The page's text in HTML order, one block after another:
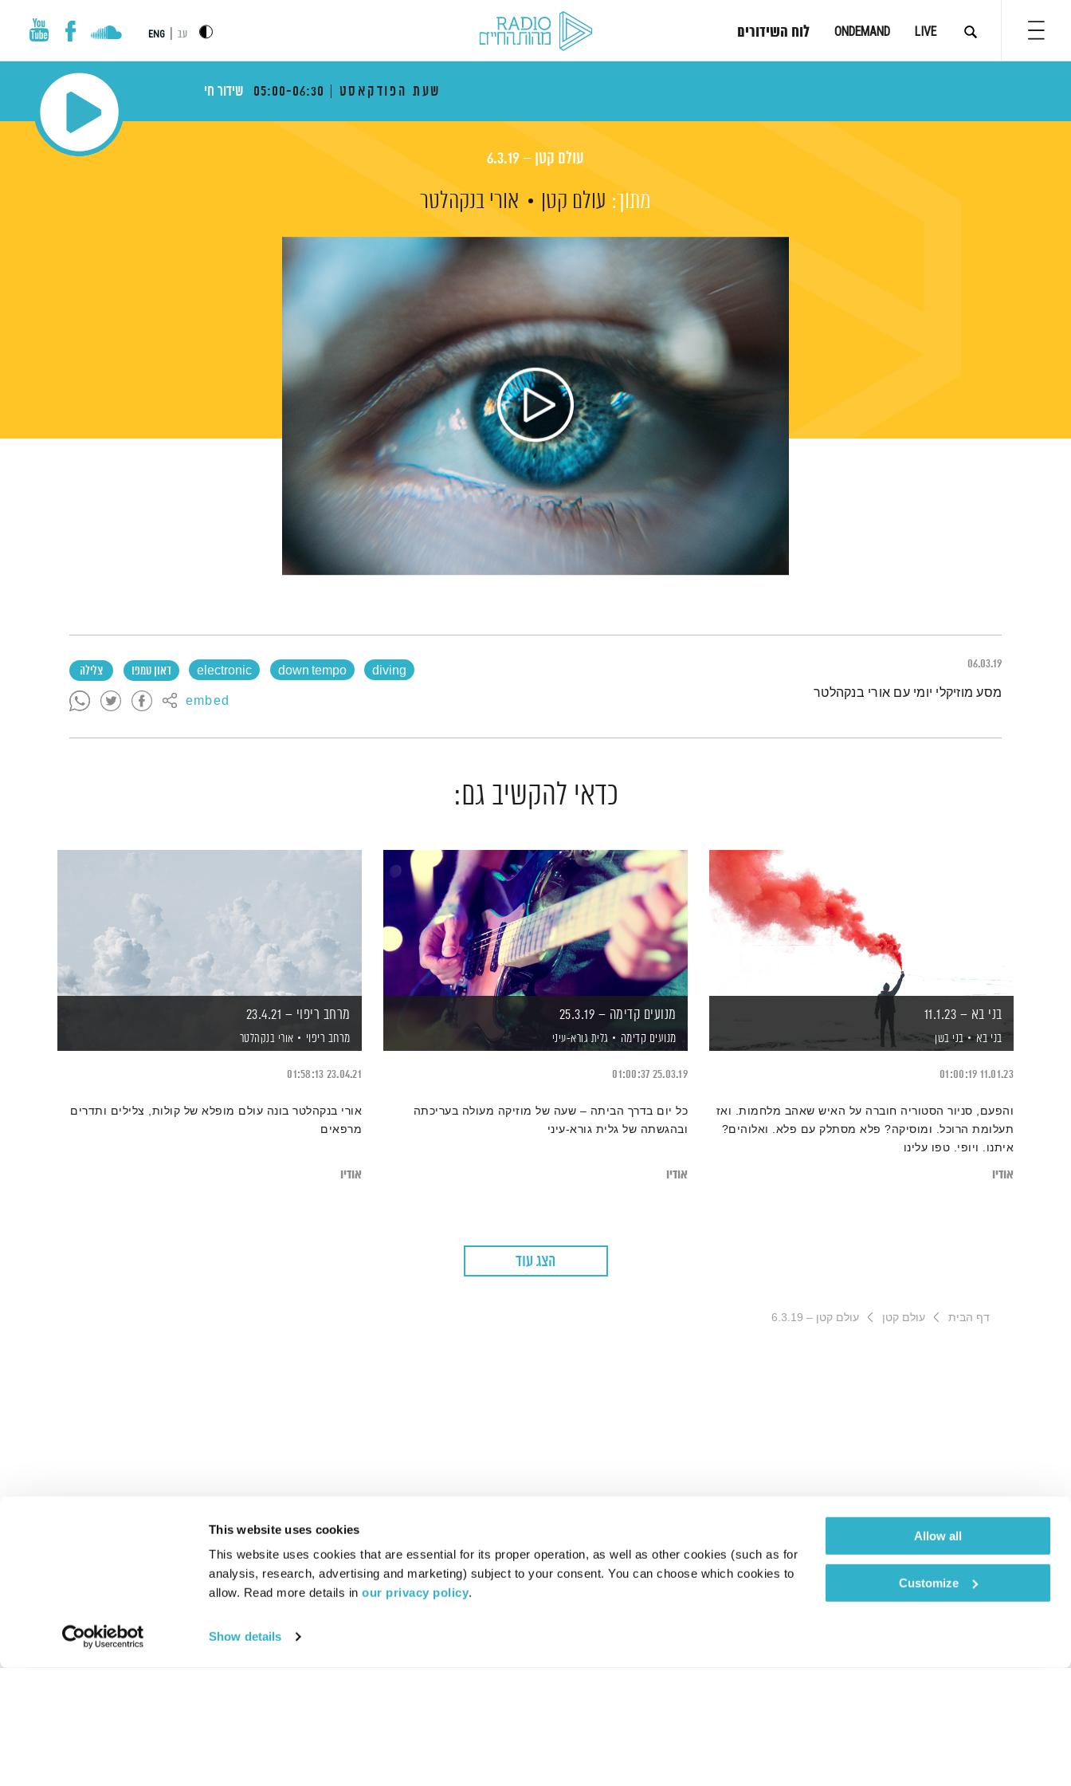
This website uses cookies
This website uses cookies that are essential for its proper operation, as well as other cookies (such as for
analysis, research, advertising and marketing) subject to your consent. You can choose which cookies to
allow. Read more details in our privacy policy.
Show details
Allow all
Customize
LIVE
ONDEMAND לוח השידורים עב ENG
שעת הפודקאסט 05:00-06:30 שידור חי
עולם קטן – 6.3.19
מתוך: עולם קטן אורי בנקהלטר
06.03.19
diving
down tempo
electronic דאון טמפו צלילה
embed תמצית הפודקאסט
מסע מוזיקלי יומי עם אורי בנקהלטר
כדאי להקשיב גם:
בני בא – 11.1.23
בני בא בני בשן
11.01.23
01:00:19
והפעם, סניור הסטוריה חוברה על האיש שאהב מלחמות. ואז
תעלומת הרוכל. ומוסיקה? פלא מסתלק עם פלא. ואלוהים?
איתנו. ויופי. טפו עלינו
אודיו
מנועים קדימה – 25.3.19
מנועים קדימה גלית גורא-עיני
25.03.19
01:00:37
כל יום בדרך הביתה – שעה של מוזיקה מעולה בעריכתה
ובהגשתה של גלית גורא-עיני
אודיו
מרחב ריפוי – 23.4.21
מרחב ריפוי אורי בנקהלטר
23.04.21
01:58:13
אורי בנקהלטר בונה עולם מופלא של קולות, צלילים ותדרים
מרפאים
אודיו
הצג עוד
דף הבית עולם קטן עולם קטן – 6.3.19